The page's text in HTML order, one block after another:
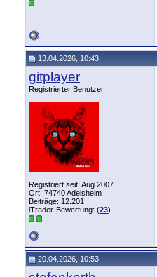
13.04.2026, 10:43
gitplayer
Registrierter Benutzer
Registriert seit: Aug 2007
Ort: 74740 Adelsheim
Beiträge: 12.201
iTrader-Bewertung: (23)
20.04.2026, 10:53